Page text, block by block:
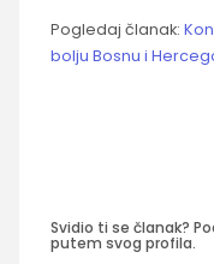
Pogledaj članak:
bolju Bosnu i
Svidio ti se članak?
putem svog profila.